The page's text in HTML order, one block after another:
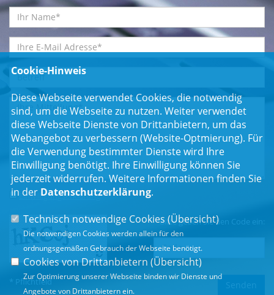
Einwilligungserklärung*
Bitte geben Sie den Code ein:
* Pflichtfeld
Cookie-Hinweis
Diese Webseite verwendet Cookies, die notwendig
sind, um die Webseite zu nutzen. Weiter verwendet
diese Webseite Dienste von Drittanbietern, um das
Webangebot zu verbessern (Website-Optmierung). Für
die Verwendung bestimmter Dienste wird Ihre
Einwilligung benötigt. Ihre Einwilligung können Sie
jederzeit widerrufen. Weitere Informationen finden Sie
in der Datenschutzerklärung.
Technisch notwendige Cookies (Übersicht)
Die notwendigen Cookies werden allein für den
ordnungsgemäßen Gebrauch der Webseite benötigt.
Cookies von Drittanbietern (Übersicht)
Zur Optimierung unserer Webseite binden wir Dienste und
Angebote von Drittanbietern ein.